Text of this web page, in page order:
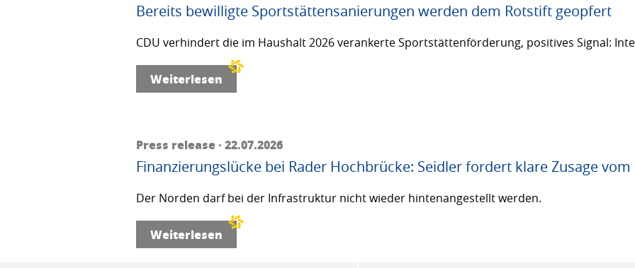
Bereits bewilligte Sportstättensanierungen werden dem Rotstift geopfert
CDU verhindert die im Haushalt 2026 verankerte Sportstättenförderung, positives Signal:
Weiterlesen
Press release · 22.07.2026
Finanzierungslücke bei Rader Hochbrücke: Seidler fordert klare Zusage vom
Der Norden darf bei der Infrastruktur nicht wieder hintenangestellt werden.
Weiterlesen